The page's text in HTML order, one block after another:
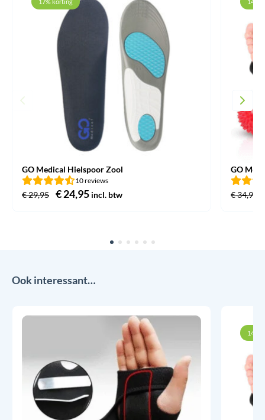
GO Medical Hielspoor Zool
10 reviews
€29,95
Oorspronkelijke
€24,95Huidige
€ 24,95.
incl. btw
GO
€34,95
Ook interessant…
14%